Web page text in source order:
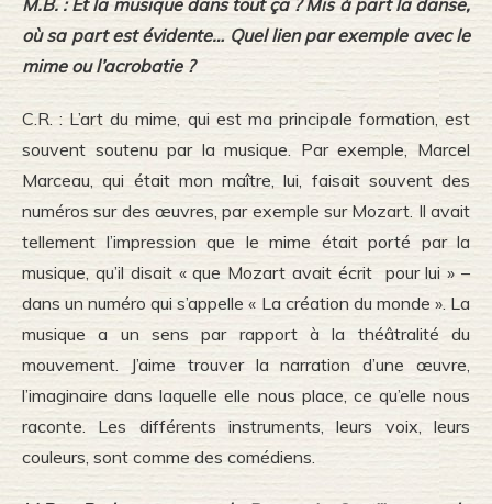
où sa part est évidente… Quel lien par exemple avec le
mime ou l’acrobatie ?
C.R. : L’art du mime, qui est ma principale formation, est
souvent soutenu par la musique. Par exemple, Marcel
Marceau, qui était mon maître, lui, faisait souvent des
numéros sur des œuvres, par exemple sur Mozart. Il avait
tellement l’impression que le mime était porté par la
musique, qu’il disait « que Mozart avait écrit pour lui » –
dans un numéro qui s’appelle « La création du monde ». La
musique a un sens par rapport à la théâtralité du
mouvement. J’aime trouver la narration d’une œuvre,
l’imaginaire dans laquelle elle nous place, ce qu’elle nous
raconte. Les différents instruments, leurs voix, leurs
couleurs, sont comme des comédiens.